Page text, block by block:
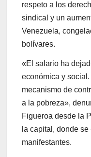
respeto a los
sindical y un
Venezuela,
bolívares.
«El salario ha
económica y
mecanismo de
a la pobreza»,
Figueroa desde la
la capital, donde
manifestantes.